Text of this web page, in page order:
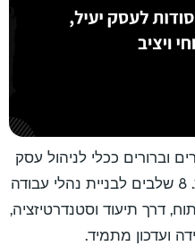
וברורים ככלי לניהול עסק
בצורה חכמה, חסכונית ומסודרת. 8 שלבים לבניית נהלי עבודה
דרך תיעוד וסטנדרטיזציה,
ועדכון מתמיד.